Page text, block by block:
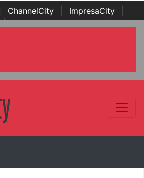
ChannelCity ImpresaCity
| Italian Channel Awards | Italian